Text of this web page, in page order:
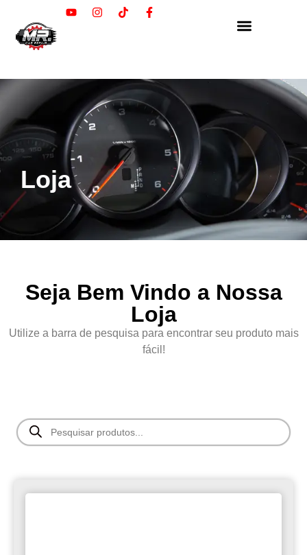
Loja
Seja Bem Vindo a Nossa
Loja
Utilize a barra de pesquisa para encontrar seu produto mais
fácil!